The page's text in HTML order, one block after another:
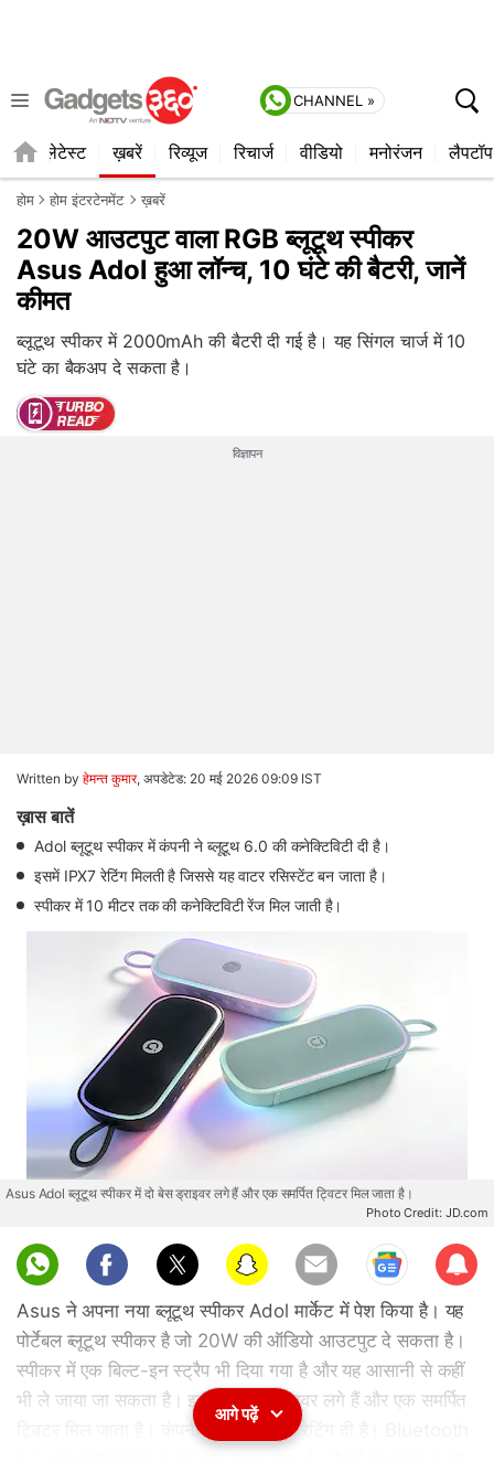
CHANNEL »
लेटेस्ट ख़बरें रिव्यूज रिचार्ज वीडियो मनोरंजन लैपटॉप
होम होम इंटरटेनमेंट ख़बरें
20W आउटपुट वाला RGB ब्लूटूथ स्पीकर
Asus Adol हुआ लॉन्च, 10 घंटे की बैटरी, जानें
कीमत
ब्लूटूथ स्पीकर में 2000mAh की बैटरी दी गई है। यह सिंगल चार्ज में 10
घंटे का बैकअप दे सकता है।
विज्ञापन
Written by हेमन्त कुमार, अपडेटेड: 20 मई 2026 09:09 IST
ख़ास बातें
Adol ब्लूटूथ स्पीकर में कंपनी ने ब्लूटूथ 6.0 की कनेक्टिविटी दी है।
इसमें IPX7 रेटिंग मिलती है जिससे यह वाटर रसिस्टेंट बन जाता है।
स्पीकर में 10 मीटर तक की कनेक्टिविटी रेंज मिल जाती है।
Asus Adol ब्लूटूथ स्पीकर में दो बेस ड्राइवर लगे हैं और एक समर्पित ट्विटर मिल जाता है।
Photo Credit: JD.com
Sub
scri
be
Asus ने अपना नया ब्लूटूथ स्पीकर Adol मार्केट में पेश किया है। यह
पोर्टेबल ब्लूटूथ स्पीकर है जो 20W की ऑडियो आउटपुट दे सकता है।
स्पीकर में एक बिल्ट-इन स्ट्रैप भी दिया गया है और यह आसानी से कहीं
भी ले जाया जा सकता है। इसमें दो बेस ड्राइवर लगे हैं और एक समर्पित
ट्विटर मिल जाता है। कंपनी ने इसमें IPX7 रेटिंग दी है। Bluetooth
आगे पढ़ें